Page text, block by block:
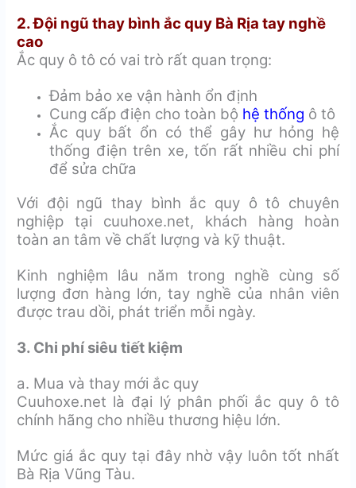
2. Đội ngũ thay bình ắc quy Bà Rịa tay nghề
cao
Ắc quy ô tô có vai trò rất quan trọng:
Đảm bảo xe vận hành ổn định
Cung cấp điện cho toàn bộ hệ thống ô tô
Ắc quy bất ổn có thể gây hư hỏng hệ
thống điện trên xe, tốn rất nhiều chi phí
để sửa chữa
Với đội ngũ thay bình ắc quy ô tô chuyên
nghiệp tại cuuhoxe.net, khách hàng hoàn
toàn an tâm về chất lượng và kỹ thuật.
Kinh nghiệm lâu năm trong nghề cùng số
lượng đơn hàng lớn, tay nghề của nhân viên
được trau dồi, phát triển mỗi ngày.
3. Chi phí siêu tiết kiệm
a. Mua và thay mới ắc quy
Cuuhoxe.net là đại lý phân phối ắc quy ô tô
chính hãng cho nhiều thương hiệu lớn.
Mức giá ắc quy tại đây nhờ vậy luôn tốt nhất
Bà Rịa Vũng Tàu.